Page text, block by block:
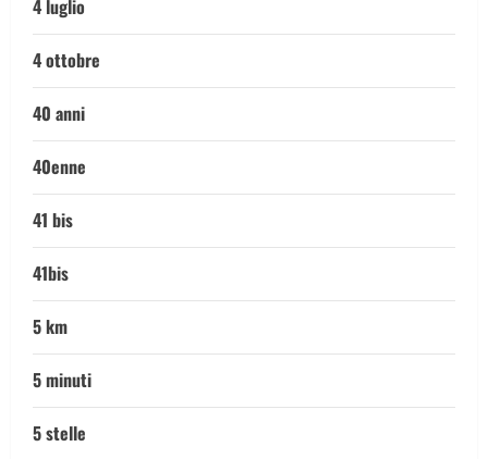
4 luglio
4 ottobre
40 anni
40enne
41 bis
41bis
5 km
5 minuti
5 stelle